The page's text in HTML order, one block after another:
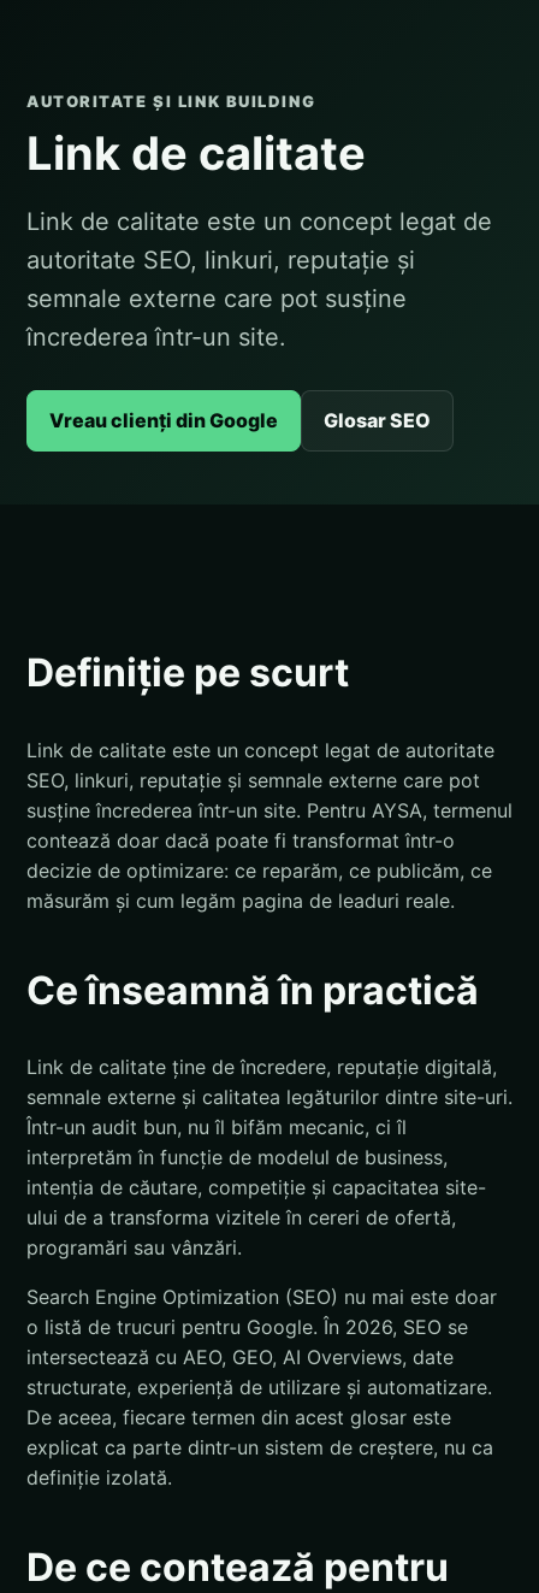
AUTORITATE ȘI LINK BUILDING
Link de calitate
Link de calitate este un concept legat de
autoritate SEO, linkuri, reputație și
semnale externe care pot susține
încrederea într-un site.
Vreau clienți din Google Glosar SEO
Definiție pe scurt
Link de calitate este un concept legat de autoritate
SEO, linkuri, reputație și semnale externe care pot
susține încrederea într-un site. Pentru AYSA, termenul
contează doar dacă poate fi transformat într-o
decizie de optimizare: ce reparăm, ce publicăm, ce
măsurăm și cum legăm pagina de leaduri reale.
Ce înseamnă în practică
Link de calitate ține de încredere, reputație digitală,
semnale externe și calitatea legăturilor dintre site-uri.
Într-un audit bun, nu îl bifăm mecanic, ci îl
interpretăm în funcție de modelul de business,
intenția de căutare, competiție și capacitatea site-
ului de a transforma vizitele în cereri de ofertă,
programări sau vânzări.
Search Engine Optimization (SEO) nu mai este doar
o listă de trucuri pentru Google. În 2026, SEO se
intersectează cu AEO, GEO, AI Overviews, date
structurate, experiență de utilizare și automatizare.
De aceea, fiecare termen din acest glosar este
explicat ca parte dintr-un sistem de creștere, nu ca
definiție izolată.
De ce contează pentru